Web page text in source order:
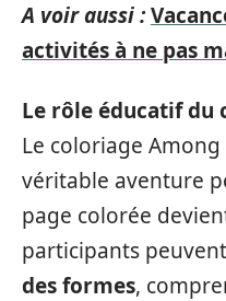
A voir aussi :
activités à ne pas
Le rôle éducatif du
Le coloriage
véritable aventure
page colorée
participants
des formes,